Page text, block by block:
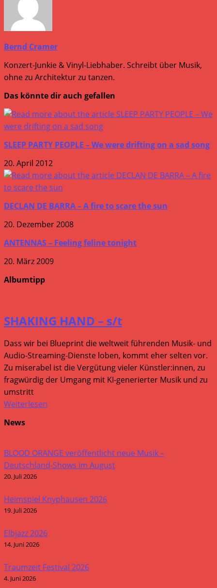
Bernd Cramer
Konzert-Junkie & Vinyl-Liebhaber. Schreibt über Musik,
ohne zu Architektur zu tanzen.
Das könnte dir auch gefallen
SLEEP PARTY PEOPLE – We were drifting on a sad song
20. April 2012
DECLAN DE BARRA – A fire to scare the sun
20. Dezember 2008
ANTENNAS – Feeling feline tonight
20. März 2009
Albumtipp
SHAKING HAND – s/t
Dass wir bei Blueprint die weltweit führenden Musik- und
Audio-Streaming-Dienste loben, kommt eher selten vor.
Zu miserabel ist die Vergütung vieler Künstler:innen, zu
fragwürdig der Umgang mit KI-generierter Musik und zu
umstritt
Weiterlesen
News
BLOOD ORANGE veröffentlicht neue Musik –
Deutschland-Shows im August
20. Juli 2026
Heimspiel Knyphausen 2026
19. Juli 2026
Elbjazz 2026
14. Juni 2026
Traumzeit Festival 2026
4. Juni 2026